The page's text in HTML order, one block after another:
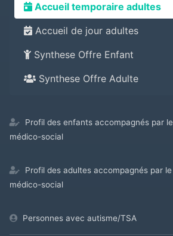
Accueil temporaire adultes
Accueil de jour adultes
Synthese Offre Enfant
Synthese Offre Adulte
Profil des enfants accompagnés par le
médico-social
Profil des adultes accompagnés par le
médico-social
Personnes avec autisme/TSA